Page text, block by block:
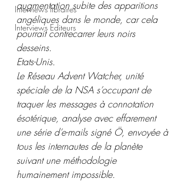
Interviews libraires
Interviews Editeurs
augmentation subite des apparitions
angéliques dans le monde, car cela
pourrait contrecarrer leurs noirs
desseins.
Etats-Unis.
Le Réseau Advent Watcher, unité
spéciale de la NSA s’occupant de
traquer les messages à connotation
ésotérique, analyse avec effarement
une série d’e-mails signé Ö, envoyée à
tous les internautes de la planète
suivant une méthodologie
humainement impossible.